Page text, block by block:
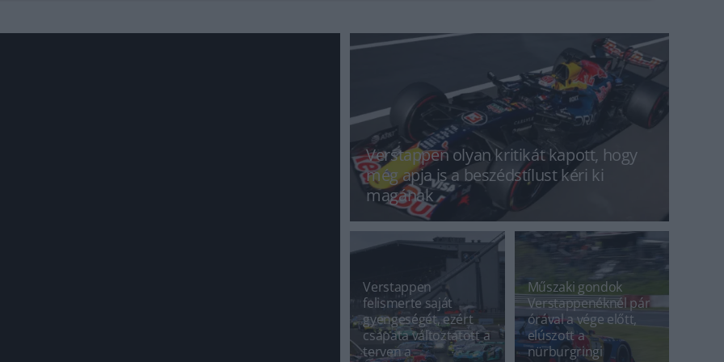
Verstappen olyan kritikát kapott, hogy
még apja is a beszédstílust kéri ki
magának
Verstappen
felismerte saját
gyengeségét, ezért
csapata változtatott a
terven a
Műszaki gondok
Verstappenéknél pár
órával a vége előtt,
elúszott a
nürburgringi